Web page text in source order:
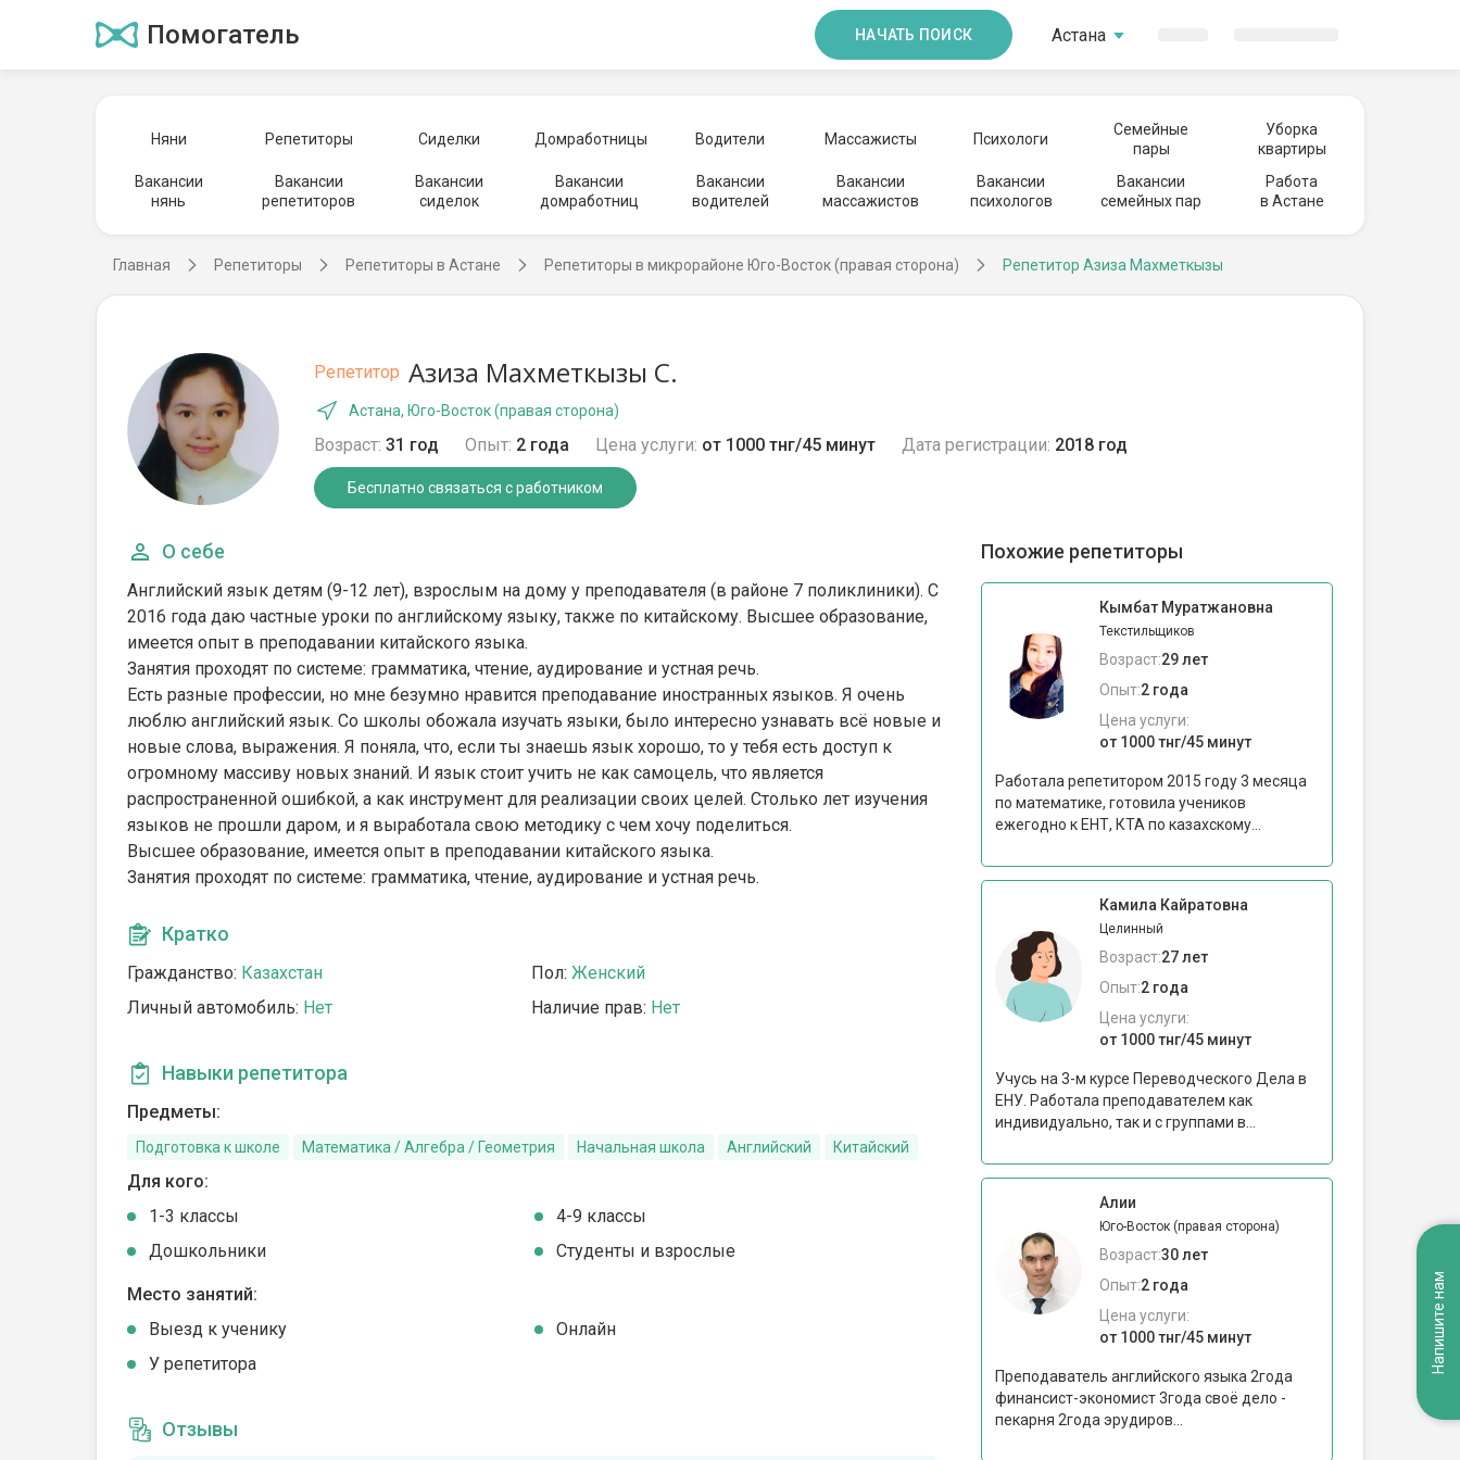
Помогатель НАЧАТЬ ПОИСК Астана
Няни Репетиторы Сиделки Домработницы Водители Массажисты Психологи
Семейные
пары
Уборка
квартиры
Вакансии
нянь
Вакансии
репетиторов
Вакансии
сиделок
Вакансии
домработниц
Вакансии
водителей
Вакансии
массажистов
Вакансии
психологов
Вакансии
семейных пар
Работа
в Астане
Главная Репетиторы Репетиторы в Астане Репетиторы в микрорайоне Юго-Восток (правая сторона) Репетитор Азиза Махметкызы
Репетитор Азиза Махметкызы С.
Астана, Юго-Восток (правая сторона)
Возраст: 31 год Опыт: 2 года Цена услуги: от 1000 тнг/45 минут Дата регистрации: 2018 год
Бесплатно связаться с работником
О себе
Английский язык детям (9-12 лет), взрослым на дому у преподавателя (в районе 7 поликлиники). С
2016 года даю частные уроки по английскому языку, также по китайскому. Высшее образование,
имеется опыт в преподавании китайского языка.
Занятия проходят по системе: грамматика, чтение, аудирование и устная речь.
Есть разные профессии, но мне безумно нравится преподавание иностранных языков. Я очень
люблю английский язык. Со школы обожала изучать языки, было интересно узнавать всё новые и
новые слова, выражения. Я поняла, что, если ты знаешь язык хорошо, то у тебя есть доступ к
огромному массиву новых знаний. И язык стоит учить не как самоцель, что является
распространенной ошибкой, а как инструмент для реализации своих целей. Столько лет изучения
языков не прошли даром, и я выработала свою методику с чем хочу поделиться.
Высшее образование, имеется опыт в преподавании китайского языка.
Занятия проходят по системе: грамматика, чтение, аудирование и устная речь.
Кратко
Гражданство: Казахстан Пол: Женский
Личный автомобиль: Нет Наличие прав: Нет
Навыки репетитора
Предметы:
Подготовка к школе Математика / Алгебра / Геометрия Начальная школа Английский Китайский
Для кого:
1-3 классы
4-9 классы
Дошкольники
Студенты и взрослые
Место занятий:
Выезд к ученику
Онлайн
У репетитора
Отзывы
Похожие репетиторы
Кымбат Муратжановна
Текстильщиков
Возраст:29 лет
Опыт:2 года
Цена услуги:
от 1000 тнг/45 минут
Работала репетитором 2015 году 3 месяца
по математике, готовила учеников
ежегодно к ЕНТ, КТА по казахскому...
Камила Кайратовна
Целинный
Возраст:27 лет
Опыт:2 года
Цена услуги:
от 1000 тнг/45 минут
Учусь на 3-м курсе Переводческого Дела в
ЕНУ. Работала преподавателем как
индивидуально, так и с группами в...
Алии
Юго-Восток (правая сторона)
Возраст:30 лет
Опыт:2 года
Цена услуги:
от 1000 тнг/45 минут
Преподаватель английского языка 2года
финансист-экономист 3года своё дело -
пекарня 2года эрудиров...
Напишите нам